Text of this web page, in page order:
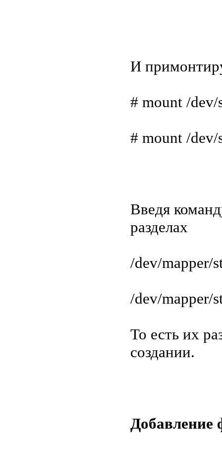
И
# mount /
# mount /
Введя
разделах
/dev/mapper/
/dev/mapper/
То есть их
создании.
Добавление